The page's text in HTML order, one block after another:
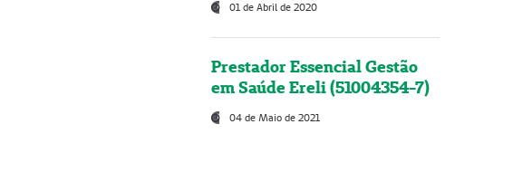
01 de Abril de 2020
Prestador Essencial Gestão
em Saúde Ereli (51004354-7)
04 de Maio de 2021